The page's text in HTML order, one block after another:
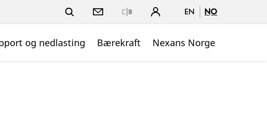
EN NO
og nedlasting Bærekraft Nexans Norge